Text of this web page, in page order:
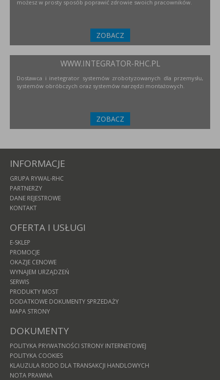
możesz w prosty sposób poprawić zdrowie swoich pracowników.
ZOBACZ
WWW.INTEGRATOR-RHC.PL
Dostawca i inetegrator systemów zrobotyzowanych dla przemysłu,
systemów obróbczych oraz systemów narzędzi montażowych.
ZOBACZ
INFORMACJE
GRUPA RYWAL-RHC
PARTNERZY
DANE REJESTROWE
KONTAKT
OFERTA I USŁUGI
E-SKLEP
PROMOCJE
OKAZJE CENOWE
WYNAJEM URZĄDZEŃ
SERWIS
PRODUKTY MOST
DODATKOWE DOKUMENTY SPRZEDAŻY
MAPA STRONY
DOKUMENTY
POLITYKA PRYWATNOŚCI STRONY INTERNETOWEJ
POLITYKA COOKIES
KLAUZULA RODO DLA TRANSAKCJI HANDLOWYCH
NOTA PRAWNA